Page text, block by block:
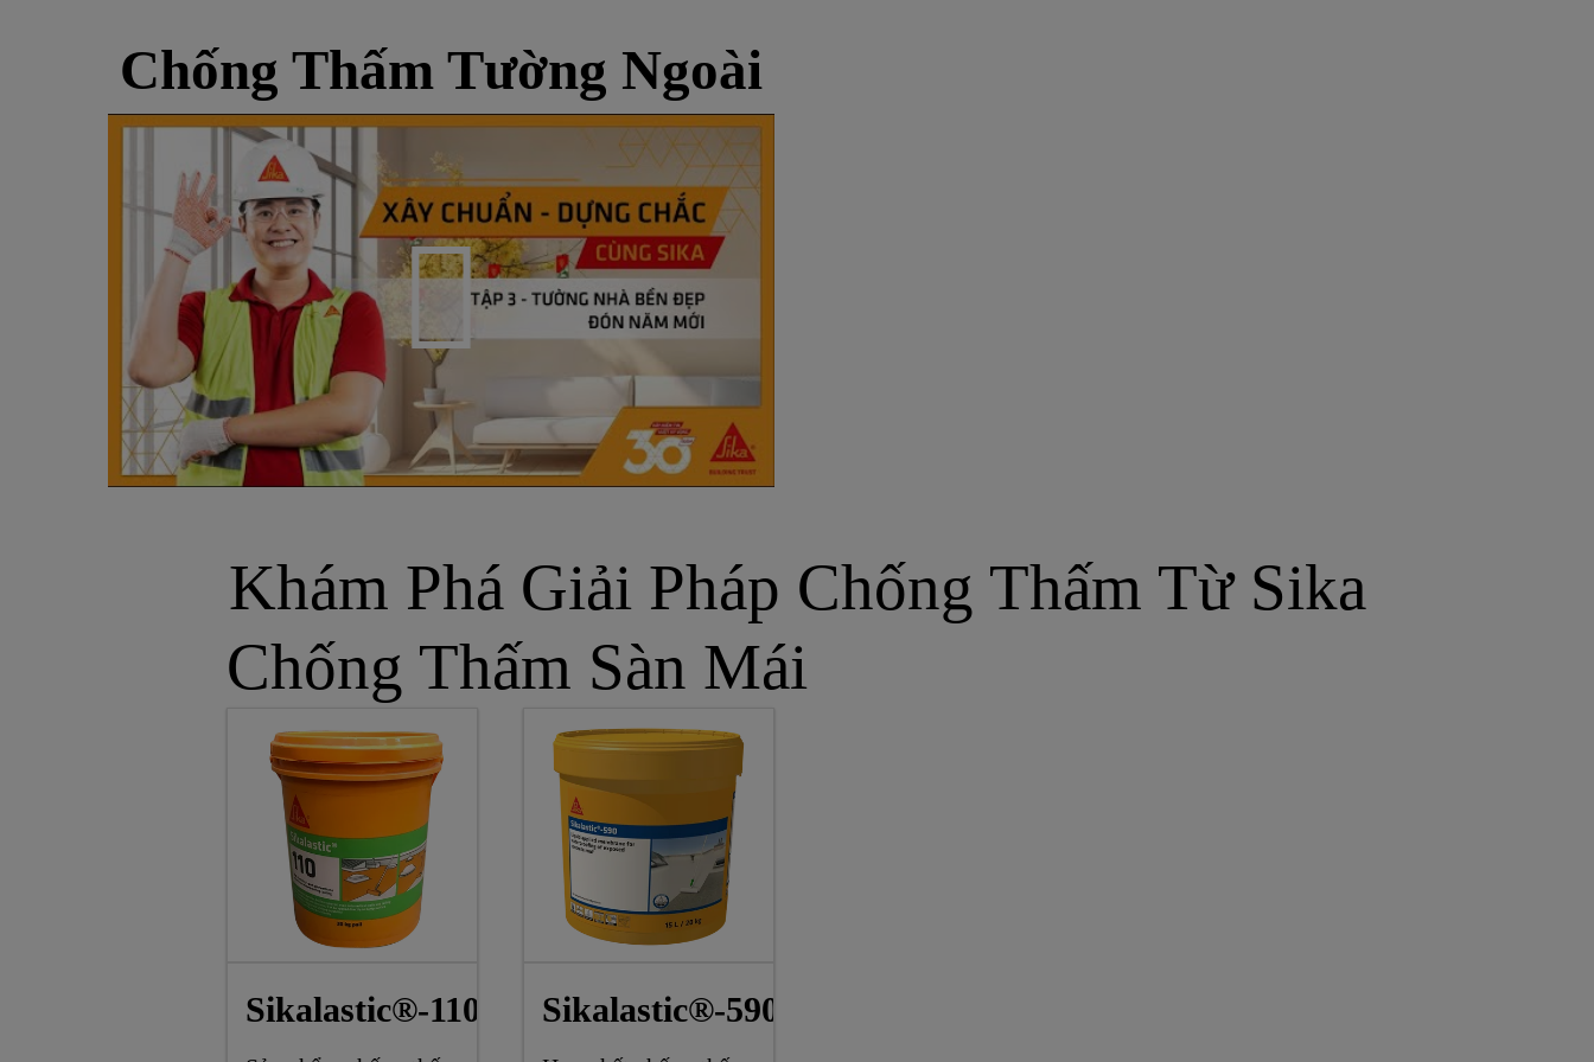
Chống Thấm Tường Ngoài
Khám Phá Giải Pháp Chống Thấm Từ Sika
Chống Thấm Sàn Mái
Sikalastic®-110 Sikalastic®-590